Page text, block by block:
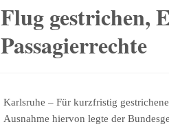
Flug gestrichen,
Passagierrechte
Karlsruhe – Für kurzfristig
Ausnahme hiervon legte der